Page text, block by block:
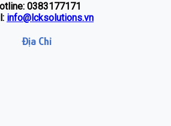
0383177171
info@lcksolutions.vn
Địa Chỉ